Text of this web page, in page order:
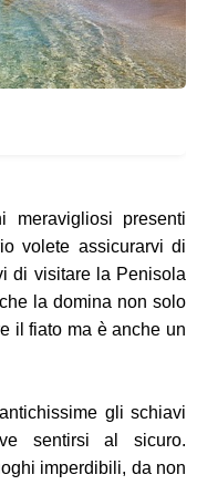
meravigliosi presenti
volete assicurarvi di
di visitare la Penisola
la domina non solo
il fiato ma è anche un
gli schiavi
sentirsi al sicuro.
imperdibili, da non